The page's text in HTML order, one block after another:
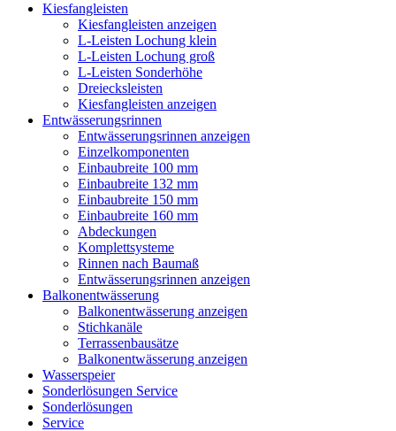
Kiesfangleisten
Kiesfangleisten anzeigen
L-Leisten Lochung klein
L-Leisten Lochung groß
L-Leisten Sonderhöhe
Dreiecksleisten
Kiesfangleisten anzeigen
Entwässerungsrinnen
Entwässerungsrinnen anzeigen
Einzelkomponenten
Einbaubreite 100 mm
Einbaubreite 132 mm
Einbaubreite 150 mm
Einbaubreite 160 mm
Abdeckungen
Komplettsysteme
Rinnen nach Baumaß
Entwässerungsrinnen anzeigen
Balkonentwässerung
Balkonentwässerung anzeigen
Stichkanäle
Terrassenbausätze
Balkonentwässerung anzeigen
Wasserspeier
Sonderlösungen Service
Sonderlösungen
Service